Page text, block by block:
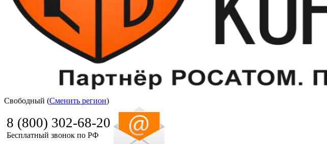
Ndt Control
Свободный (Сменить регион)
8 (800) 302-68-20
Бесплатный звонок по РФ